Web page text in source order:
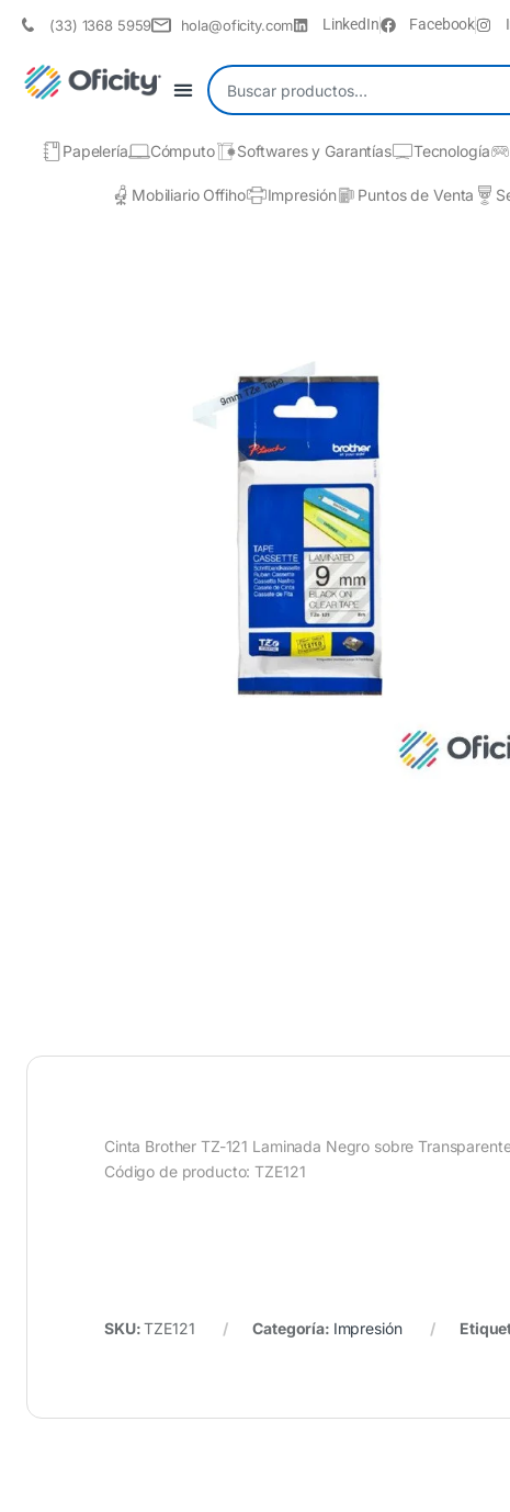
(33) 1368 5959 hola@oficity.com LinkedIn Facebook
Papelería Cómputo Softwares y Garantías Tecnología
Mobiliario Offiho Impresión Puntos de Venta
Cinta Brother TZ-121 Laminada Negro sobre
Código de producto: TZE121
SKU:TZE121 Categoría: Impresión